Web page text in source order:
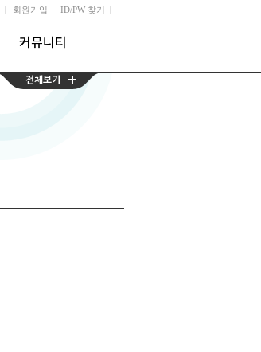
회원가입 ID/PW 찾기
커뮤니티